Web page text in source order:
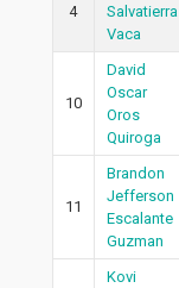
4
Salvatierra
Vaca
10
David
Oscar
Oros
Quiroga
11
Brandon
Jefferson
Escalante
Guzman
Kovi